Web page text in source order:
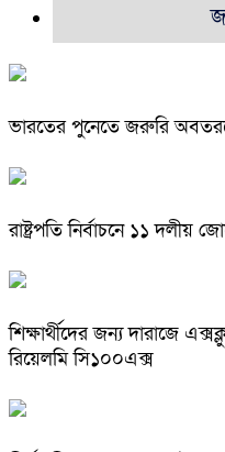
ভারতের পুনেতে জরুরি
রাষ্ট্রপতি নির্বাচনে ১১ দলীয়
শিক্ষার্থীদের জন্য দারাজে
রিয়েলমি সি১০০এক্স